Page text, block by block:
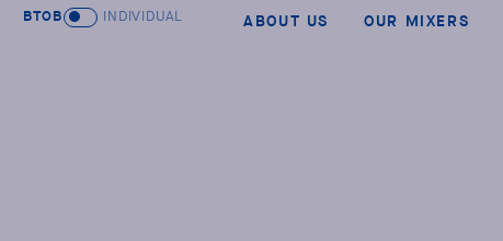
BTOB INDIVIDUAL ABOUT US OUR MIXERS